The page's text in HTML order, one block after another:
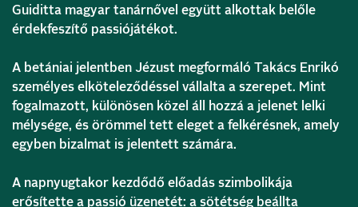
Guiditta magyar tanárnővel együtt alkottak belőle
érdekfeszítő passiójátékot.
A betániai jelentben Jézust megformáló Takács Enrikó
személyes elköteleződéssel vállalta a szerepet. Mint
fogalmazott, különösen közel áll hozzá a jelenet lelki
mélysége, és örömmel tett eleget a felkérésnek, amely
egyben bizalmat is jelentett számára.
A napnyugtakor kezdődő előadás szimbolikája
erősítette a passió üzenetét: a sötétség beállta